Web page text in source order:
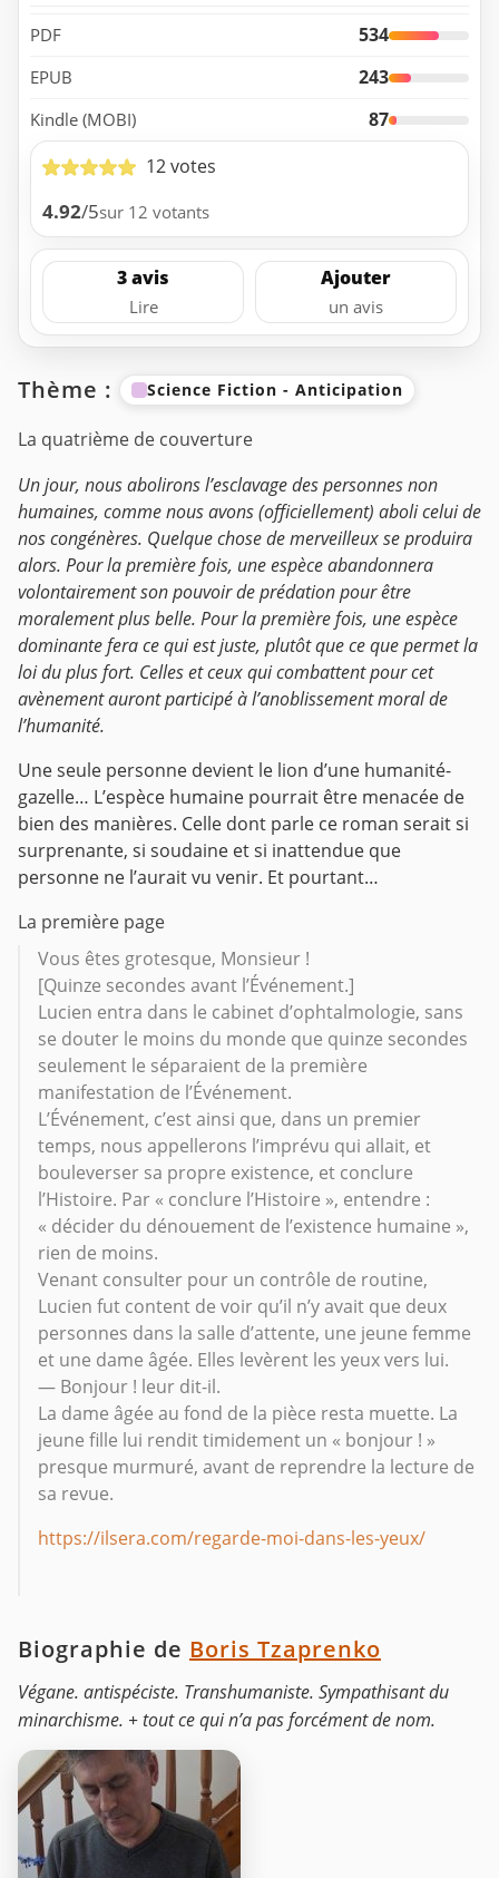
PDF 534
EPUB 243
Kindle (MOBI)
87
12 votes
4.92/5sur 12 votants
3 avis
Lire
Ajouter
un avis
Thème : Science Fiction - Anticipation
La quatrième de couverture
Un jour, nous abolirons l’esclavage des personnes non
humaines, comme nous avons (officiellement) aboli celui de
nos congénères. Quelque chose de merveilleux se produira
alors. Pour la première fois, une espèce abandonnera
volontairement son pouvoir de prédation pour être
moralement plus belle. Pour la première fois, une espèce
dominante fera ce qui est juste, plutôt que ce que permet la
loi du plus fort. Celles et ceux qui combattent pour cet
avènement auront participé à l’anoblissement moral de
l’humanité.
Une seule personne devient le lion d’une humanité-
gazelle… L’espèce humaine pourrait être menacée de
bien des manières. Celle dont parle ce roman serait si
surprenante, si soudaine et si inattendue que
personne ne l’aurait vu venir. Et pourtant…
La première page
Vous êtes grotesque, Monsieur !
[Quinze secondes avant l’Événement.]
Lucien entra dans le cabinet d’ophtalmologie, sans
se douter le moins du monde que quinze secondes
seulement le séparaient de la première
manifestation de l’Événement.
L’Événement, c’est ainsi que, dans un premier
temps, nous appellerons l’imprévu qui allait, et
bouleverser sa propre existence, et conclure
l’Histoire. Par « conclure l’Histoire », entendre :
« décider du dénouement de l’existence humaine »,
rien de moins.
Venant consulter pour un contrôle de routine,
Lucien fut content de voir qu’il n’y avait que deux
personnes dans la salle d’attente, une jeune femme
et une dame âgée. Elles levèrent les yeux vers lui.
— Bonjour ! leur dit-il.
La dame âgée au fond de la pièce resta muette. La
jeune fille lui rendit timidement un « bonjour ! »
presque murmuré, avant de reprendre la lecture de
sa revue.
https://ilsera.com/regarde-moi-dans-les-yeux/
Biographie de Boris Tzaprenko
Végane. antispéciste. Transhumaniste. Sympathisant du
minarchisme. + tout ce qui n’a pas forcément de nom.